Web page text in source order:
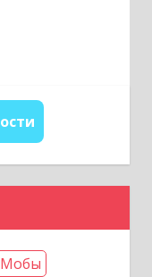
Мобы